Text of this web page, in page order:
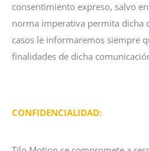
consentimiento expreso, salvo
norma imperativa permita dicha
casos le informaremos siempre
finalidades de dicha
CONFIDENCIALIDAD: